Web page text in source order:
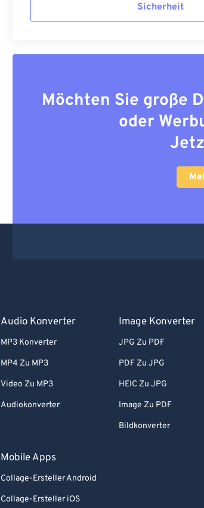
Sicherheit
Möchten Sie große
oder
Audio Konverter
MP3 Konverter
MP4 Zu MP3
Video Zu MP3
Audiokonverter
Image Konverter
JPG Zu PDF
PDF Zu JPG
HEIC Zu JPG
Image Zu PDF
Bildkonverter
Mobile Apps
Collage-Ersteller Android
Collage-Ersteller iOS